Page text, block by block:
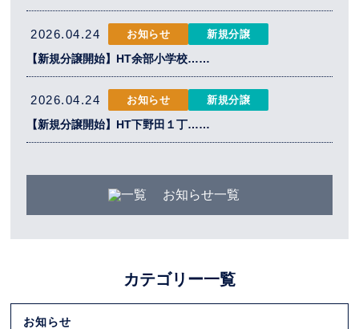
2026.04.24 お知らせ 新規分譲
【新規分譲開始】HT余部小学校……
2026.04.24 お知らせ 新規分譲
【新規分譲開始】HT下野田１丁……
お知らせ一覧
カテゴリー一覧
お知らせ